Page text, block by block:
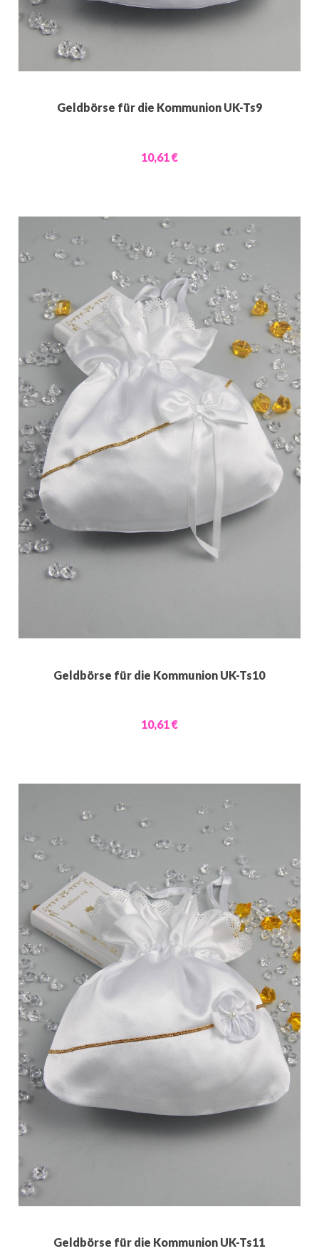
Geldbörse für die Kommunion UK-Ts9
10,61 €
Geldbörse für die Kommunion UK-Ts10
10,61 €
Geldbörse für die Kommunion UK-Ts11